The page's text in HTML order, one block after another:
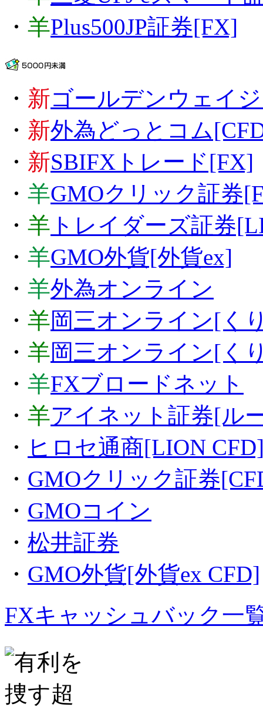
・ 羊Plus500JP証券[FX]
・ 新ゴールデンウェイ
・ 新外為どっとコム
・ 新SBIFXトレード[FX]
・ 羊GMOクリック証券
・ 羊 トレイダーズ証券
・ 羊GMO外貨[外貨ex]
・ 羊外為オンライン
・ 羊岡三オンライン[く
・ 羊岡三オンライン[く
・ 羊FXブロードネット
・ 羊アイネット証券[ル
・ ヒロセ通商[LION
・ GMOクリック証券
・ GMOコイン
・ 松井証券
・ GMO外貨[外貨ex CFD]
FXキャッシュバック一